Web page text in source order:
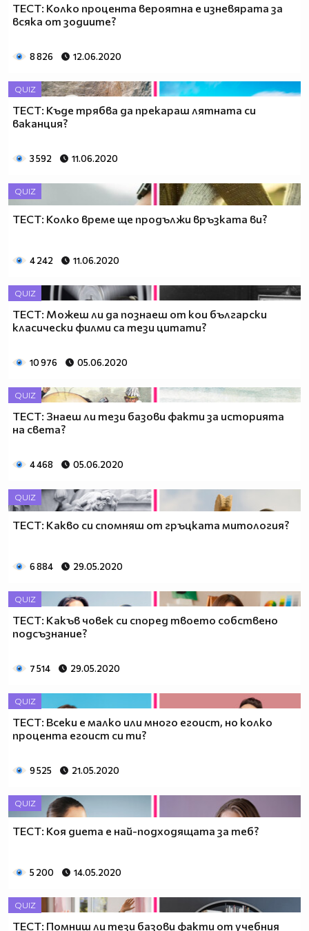
ТЕСТ: Колко процента вероятна е изневярата за
всяка от зодиите?
8 826 12.06.2020
QUIZ
ТЕСТ: Къде трябва да прекараш лятната си
ваканция?
3 592 11.06.2020
QUIZ
ТЕСТ: Колко време ще продължи връзката ви?
4 242 11.06.2020
QUIZ
ТЕСТ: Можеш ли да познаеш от кои български
класически филми са тези цитати?
10 976 05.06.2020
QUIZ
ТЕСТ: Знаеш ли тези базови факти за историята
на света?
4 468 05.06.2020
QUIZ
ТЕСТ: Какво си спомняш от гръцката митология?
6 884 29.05.2020
QUIZ
ТЕСТ: Какъв човек си според твоето собствено
подсъзнание?
7 514 29.05.2020
QUIZ
ТЕСТ: Всеки е малко или много егоист, но колко
процента егоист си ти?
9 525 21.05.2020
QUIZ
ТЕСТ: Коя диета е най-подходящата за теб?
5 200 14.05.2020
QUIZ
ТЕСТ: Помниш ли тези базови факти от учебния